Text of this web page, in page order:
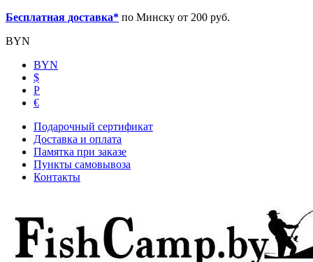
Бесплатная доставка* по Минску от 200 руб.
BYN
BYN
$
Р
€
Подарочный сертификат
Доставка и оплата
Памятка при заказе
Пункты самовывоза
Контакты